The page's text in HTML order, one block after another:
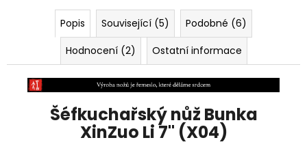
Popis Související (5)
Podobné (6)
Hodnocení (2)
Ostatní informace
Šéfkuchařský nůž Bunka
XinZuo Li 7" (X04)